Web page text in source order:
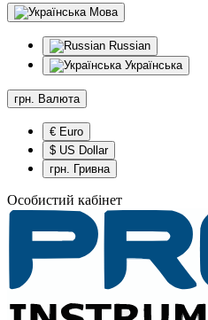
Мова
Russian
Українська
грн. Валюта
€ Euro
$ US Dollar
грн. Гривна
Особистий кабінет